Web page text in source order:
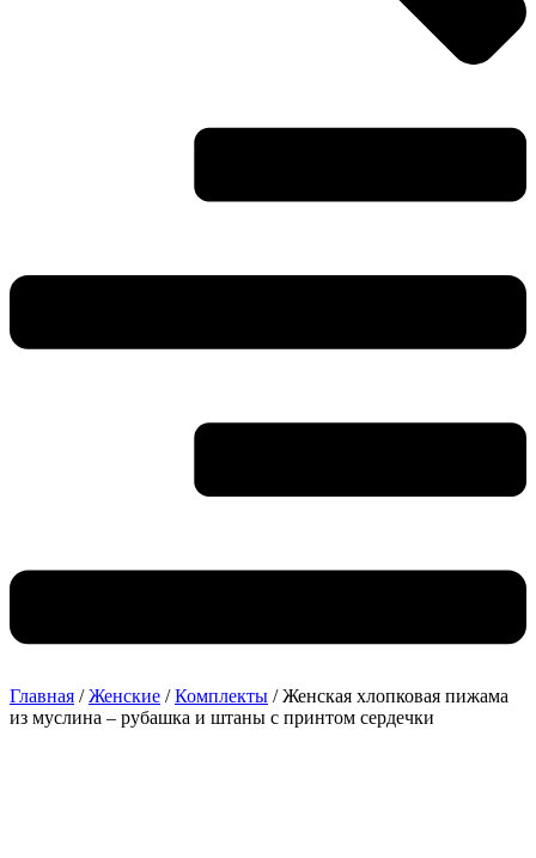
Главная /Женские /Комплекты / Женская хлопковая пижама
из муслина – рубашка и штаны с принтом сердечки